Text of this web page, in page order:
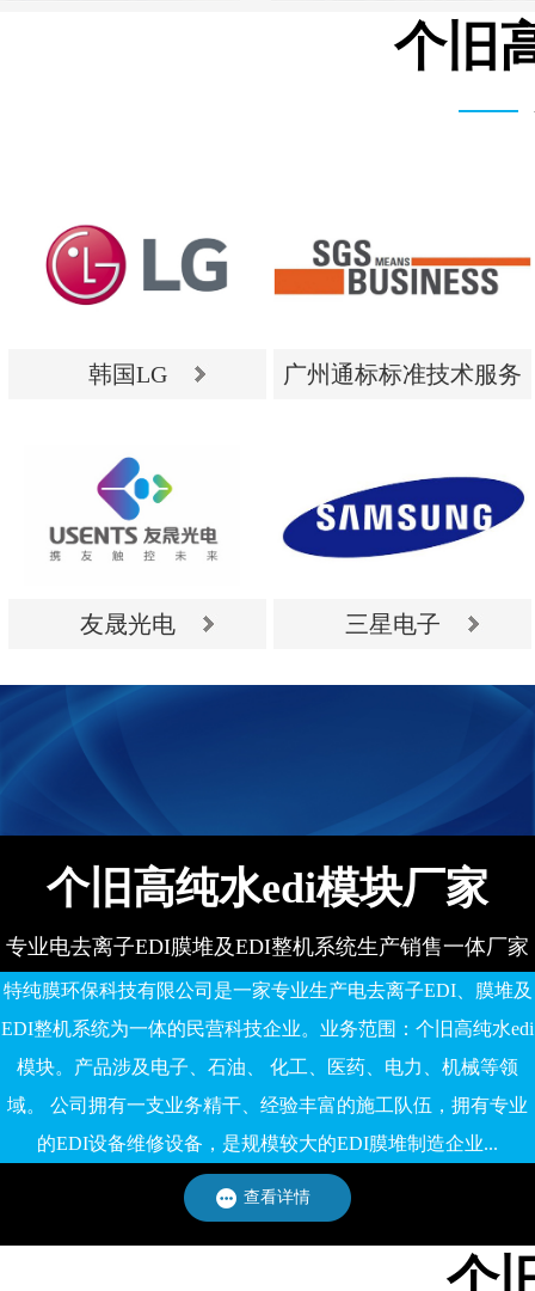
个旧
韩国LG
韩国LG
广州通标标准技术服务
广州通标标准技术服务
有限公司
友晟光电 三星电子
个旧高纯水edi模块厂家
专业电去离子EDI膜堆及EDI整机系统生产销售一体厂家
特纯膜环保科技有限公司是一家专业生产电去离子EDI、膜堆及
EDI整机系统为一体的民营科技企业。业务范围：个旧高纯水edi
模块。产品涉及电子、石油、 化工、医药、电力、机械等领
域。 公司拥有一支业务精干、经验丰富的施工队伍，拥有专业
的EDI设备维修设备，是规模较大的EDI膜堆制造企业...
查看详情